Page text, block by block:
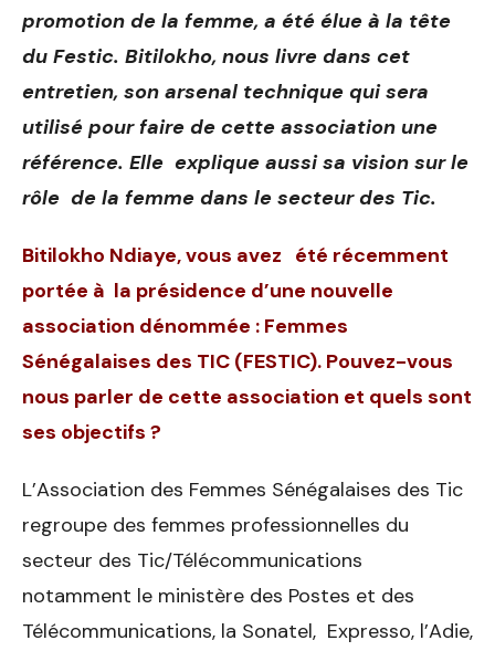
promotion de la femme, a été élue à la tête
du Festic. Bitilokho, nous livre dans cet
entretien, son arsenal technique qui sera
utilisé pour faire de cette association une
référence. Elle explique aussi sa vision sur le
rôle de la femme dans le secteur des Tic.
Bitilokho Ndiaye, vous avez été récemment
portée à la présidence d’une nouvelle
association dénommée : Femmes
Sénégalaises des TIC (FESTIC). Pouvez-vous
nous parler de cette association et quels sont
ses objectifs ?
L’Association des Femmes Sénégalaises des Tic
regroupe des femmes professionnelles du
secteur des Tic/Télécommunications
notamment le ministère des Postes et des
Télécommunications, la Sonatel, Expresso, l’Adie,